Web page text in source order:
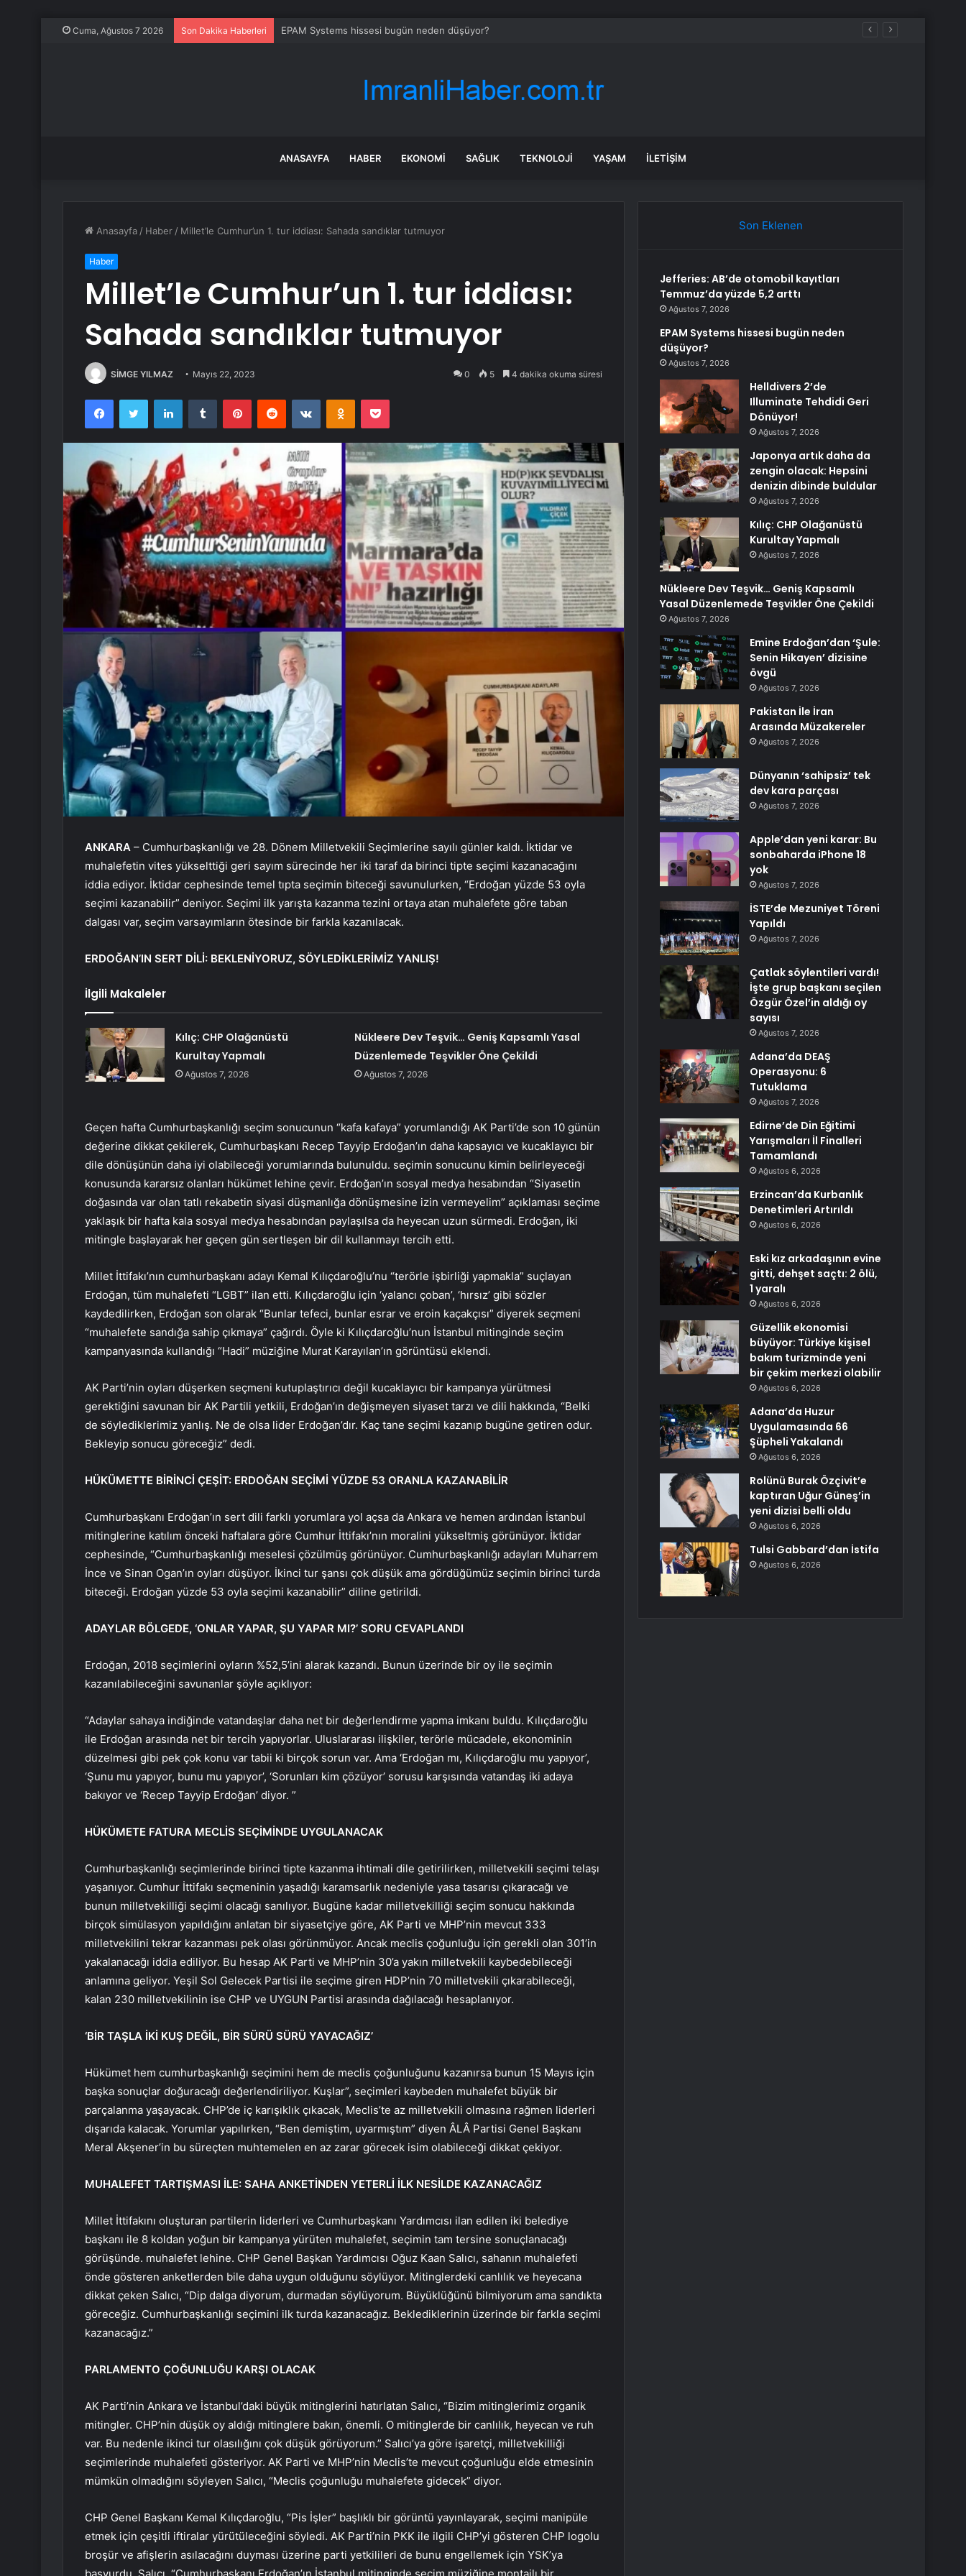
Cuma, Ağustos 7 2026 Son Dakika Haberleri EPAM Systems hissesi bugün neden düşüyor?
ANASAYFA HABER EKONOMI SAĞLIK TEKNOLOJI YAŞAM İLETIŞIM
Anasayfa / Haber / Millet’le Cumhur’un 1. tur iddiası: Sahada sandıklar tutmuyor
Haber
Millet’le Cumhur’un 1. tur iddiası:
Sahada sandıklar tutmuyor
SİMGE YILMAZ Mayıs 22, 2023 0 5 4 dakika okuma süresi
FacebookTwitter LinkedInTumblr PinterestReddit VKontakteOdnoklassniki
Pocket
ANKARA – Cumhurbaşkanlığı ve 28. Dönem Milletvekili Seçimlerine sayılı günler kaldı. İktidar ve
muhalefetin vites yükselttiği geri sayım sürecinde her iki taraf da birinci tipte seçimi kazanacağını
iddia ediyor. İktidar cephesinde temel tıpta seçimin biteceği savunulurken, “Erdoğan yüzde 53 oyla
seçimi kazanabilir” deniyor. Seçimi ilk yarışta kazanma tezini ortaya atan muhalefete göre taban
dalgası var, seçim varsayımların ötesinde bir farkla kazanılacak.
ERDOĞAN’IN SERT DİLİ: BEKLENİYORUZ, SÖYLEDİKLERİMİZ YANLIŞ!
İlgili Makaleler
Kılıç: CHP Olağanüstü
Kurultay Yapmalı
Ağustos 7, 2026
Nükleere Dev Teşvik… Geniş Kapsamlı Yasal
Düzenlemede Teşvikler Öne Çekildi
Ağustos 7, 2026
Geçen hafta Cumhurbaşkanlığı seçim sonucunun “kafa kafaya” yorumlandığı AK Parti’de son 10 günün
değerine dikkat çekilerek, Cumhurbaşkanı Recep Tayyip Erdoğan’ın daha kapsayıcı ve kucaklayıcı bir
dile dönüşünün daha iyi olabileceği yorumlarında bulunuldu. seçimin sonucunu kimin belirleyeceği
konusunda kararsız olanları hükümet lehine çevir. Erdoğan’ın sosyal medya hesabından “Siyasetin
doğasında var olan tatlı rekabetin siyasi düşmanlığa dönüşmesine izin vermeyelim” açıklaması seçime
yaklaşık bir hafta kala sosyal medya hesabından paylaşılsa da heyecan uzun sürmedi. Erdoğan, iki
mitingle başlayarak her geçen gün sertleşen bir dil kullanmayı tercih etti.
Millet İttifakı’nın cumhurbaşkanı adayı Kemal Kılıçdaroğlu’nu “terörle işbirliği yapmakla” suçlayan
Erdoğan, tüm muhalefeti “LGBT” ilan etti. Kılıçdaroğlu için ‘yalancı çoban’, ‘hırsız’ gibi sözler
kaydedilirken, Erdoğan son olarak “Bunlar tefeci, bunlar esrar ve eroin kaçakçısı” diyerek seçmeni
“muhalefete sandığa sahip çıkmaya” çağırdı. Öyle ki Kılıçdaroğlu’nun İstanbul mitinginde seçim
kampanyasında kullandığı “Hadi” müziğine Murat Karayılan’ın görüntüsü eklendi.
AK Parti’nin oyları düşerken seçmeni kutuplaştırıcı değil kucaklayıcı bir kampanya yürütmesi
gerektiğini savunan bir AK Partili yetkili, Erdoğan’ın değişmeyen siyaset tarzı ve dili hakkında, “Belki
de söylediklerimiz yanlış. Ne de olsa lider Erdoğan’dır. Kaç tane seçimi kazanıp bugüne getiren odur.
Bekleyip sonucu göreceğiz” dedi.
HÜKÜMETTE BİRİNCİ ÇEŞİT: ERDOĞAN SEÇİMİ YÜZDE 53 ORANLA KAZANABİLİR
Cumhurbaşkanı Erdoğan’ın sert dili farklı yorumlara yol açsa da Ankara ve hemen ardından İstanbul
mitinglerine katılım önceki haftalara göre Cumhur İttifakı’nın moralini yükseltmiş görünüyor. İktidar
cephesinde, “Cumhurbaşkanlığı meselesi çözülmüş görünüyor. Cumhurbaşkanlığı adayları Muharrem
İnce ve Sinan Ogan’ın oyları düşüyor. İkinci tur şansı çok düşük ama gördüğümüz seçimin birinci turda
biteceği. Erdoğan yüzde 53 oyla seçimi kazanabilir” diline getirildi.
ADAYLAR BÖLGEDE, ‘ONLAR YAPAR, ŞU YAPAR MI?’ SORU CEVAPLANDI
Erdoğan, 2018 seçimlerini oyların %52,5’ini alarak kazandı. Bunun üzerinde bir oy ile seçimin
kazanılabileceğini savunanlar şöyle açıklıyor:
“Adaylar sahaya indiğinde vatandaşlar daha net bir değerlendirme yapma imkanı buldu. Kılıçdaroğlu
ile Erdoğan arasında net bir tercih yapıyorlar. Uluslararası ilişkiler, terörle mücadele, ekonominin
düzelmesi gibi pek çok konu var tabii ki birçok sorun var. Ama ‘Erdoğan mı, Kılıçdaroğlu mu yapıyor’,
‘Şunu mu yapıyor, bunu mu yapıyor’, ‘Sorunları kim çözüyor’ sorusu karşısında vatandaş iki adaya
bakıyor ve ‘Recep Tayyip Erdoğan’ diyor. ”
HÜKÜMETE FATURA MECLİS SEÇİMİNDE UYGULANACAK
Cumhurbaşkanlığı seçimlerinde birinci tipte kazanma ihtimali dile getirilirken, milletvekili seçimi telaşı
yaşanıyor. Cumhur İttifakı seçmeninin yaşadığı karamsarlık nedeniyle yasa tasarısı çıkaracağı ve
bunun milletvekilliği seçimi olacağı sanılıyor. Bugüne kadar milletvekilliği seçim sonucu hakkında
birçok simülasyon yapıldığını anlatan bir siyasetçiye göre, AK Parti ve MHP’nin mevcut 333
milletvekilini tekrar kazanması pek olası görünmüyor. Ancak meclis çoğunluğu için gerekli olan 301’in
yakalanacağı iddia ediliyor. Bu hesap AK Parti ve MHP’nin 30’a yakın milletvekili kaybedebileceği
anlamına geliyor. Yeşil Sol Gelecek Partisi ile seçime giren HDP’nin 70 milletvekili çıkarabileceği,
kalan 230 milletvekilinin ise CHP ve UYGUN Partisi arasında dağılacağı hesaplanıyor.
‘BİR TAŞLA İKİ KUŞ DEĞİL, BİR SÜRÜ SÜRÜ YAYACAĞIZ’
Hükümet hem cumhurbaşkanlığı seçimini hem de meclis çoğunluğunu kazanırsa bunun 15 Mayıs için
başka sonuçlar doğuracağı değerlendiriliyor. Kuşlar”, seçimleri kaybeden muhalefet büyük bir
parçalanma yaşayacak. CHP’de iç karışıklık çıkacak, Meclis’te az milletvekili olmasına rağmen liderleri
dışarıda kalacak. Yorumlar yapılırken, “Ben demiştim, uyarmıştım” diyen ÂLÂ Partisi Genel Başkanı
Meral Akşener’in bu süreçten muhtemelen en az zarar görecek isim olabileceği dikkat çekiyor.
MUHALEFET TARTIŞMASI İLE: SAHA ANKETİNDEN YETERLİ İLK NESİLDE KAZANACAĞIZ
Millet İttifakını oluşturan partilerin liderleri ve Cumhurbaşkanı Yardımcısı ilan edilen iki belediye
başkanı ile 8 koldan yoğun bir kampanya yürüten muhalefet, seçimin tam tersine sonuçlanacağı
görüşünde. muhalefet lehine. CHP Genel Başkan Yardımcısı Oğuz Kaan Salıcı, sahanın muhalefeti
önde gösteren anketlerden bile daha uygun olduğunu söylüyor. Mitinglerdeki canlılık ve heyecana
dikkat çeken Salıcı, “Dip dalga diyorum, durmadan söylüyorum. Büyüklüğünü bilmiyorum ama sandıkta
göreceğiz. Cumhurbaşkanlığı seçimini ilk turda kazanacağız. Beklediklerinin üzerinde bir farkla seçimi
kazanacağız.”
PARLAMENTO ÇOĞUNLUĞU KARŞI OLACAK
AK Parti’nin Ankara ve İstanbul’daki büyük mitinglerini hatırlatan Salıcı, “Bizim mitinglerimiz organik
mitingler. CHP’nin düşük oy aldığı mitinglere bakın, önemli. O mitinglerde bir canlılık, heyecan ve ruh
var. Bu nedenle ikinci tur olasılığını çok düşük görüyorum.” Salıcı’ya göre işaretçi, milletvekilliği
seçimlerinde muhalefeti gösteriyor. AK Parti ve MHP’nin Meclis’te mevcut çoğunluğu elde etmesinin
mümkün olmadığını söyleyen Salıcı, “Meclis çoğunluğu muhalefete gidecek” diyor.
CHP Genel Başkanı Kemal Kılıçdaroğlu, “Pis İşler” başlıklı bir görüntü yayınlayarak, seçimi manipüle
etmek için çeşitli iftiralar yürütüleceğini söyledi. AK Parti’nin PKK ile ilgili CHP’yi gösteren CHP logolu
broşür ve afişlerin asılacağını duyması üzerine parti yetkilileri de bunu engellemek için YSK’ya
Son Eklenen
Jefferies: AB’de otomobil kayıtları
Temmuz’da yüzde 5,2 arttı
Ağustos 7, 2026
EPAM Systems hissesi bugün neden
düşüyor?
Ağustos 7, 2026
Helldivers 2’de
Illuminate Tehdidi Geri
Dönüyor!
Ağustos 7, 2026
Japonya artık daha da
zengin olacak: Hepsini
denizin dibinde buldular
Ağustos 7, 2026
Kılıç: CHP Olağanüstü
Kurultay Yapmalı
Ağustos 7, 2026
Nükleere Dev Teşvik… Geniş Kapsamlı
Yasal Düzenlemede Teşvikler Öne Çekildi
Ağustos 7, 2026
Emine Erdoğan’dan ‘Şule:
Senin Hikayen’ dizisine
övgü
Ağustos 7, 2026
Pakistan İle İran
Arasında Müzakereler
Ağustos 7, 2026
Dünyanın ‘sahipsiz’ tek
dev kara parçası
Ağustos 7, 2026
Apple’dan yeni karar: Bu
sonbaharda iPhone 18
yok
Ağustos 7, 2026
İSTE’de Mezuniyet Töreni
Yapıldı
Ağustos 7, 2026
Çatlak söylentileri vardı!
İşte grup başkanı seçilen
Özgür Özel’in aldığı oy
sayısı
Ağustos 7, 2026
Adana’da DEAŞ
Operasyonu: 6
Tutuklama
Ağustos 7, 2026
Edirne’de Din Eğitimi
Yarışmaları İl Finalleri
Tamamlandı
Ağustos 6, 2026
Erzincan’da Kurbanlık
Denetimleri Artırıldı
Ağustos 6, 2026
Eski kız arkadaşının evine
gitti, dehşet saçtı: 2 ölü,
1 yaralı
Ağustos 6, 2026
Güzellik ekonomisi
büyüyor: Türkiye kişisel
bakım turizminde yeni
bir çekim merkezi olabilir
Ağustos 6, 2026
Adana’da Huzur
Uygulamasında 66
Şüpheli Yakalandı
Ağustos 6, 2026
Rolünü Burak Özçivit’e
kaptıran Uğur Güneş’in
yeni dizisi belli oldu
Ağustos 6, 2026
Tulsi Gabbard’dan İstifa
Ağustos 6, 2026